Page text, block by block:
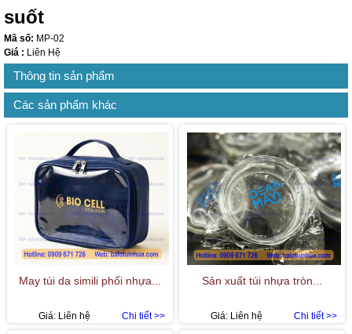
suốt
Mã số: MP-02
Giá : Liên Hệ
Thông tin sản phẩm
Các sản phẩm khác
May túi da simili phối nhựa...
Chi tiết >>
Giá: Liên hệ
Sản xuất túi nhựa tròn...
Chi tiết >>
Giá: Liên hệ